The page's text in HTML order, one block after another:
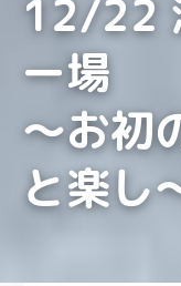
12/22
ー場
〜お初
と楽し